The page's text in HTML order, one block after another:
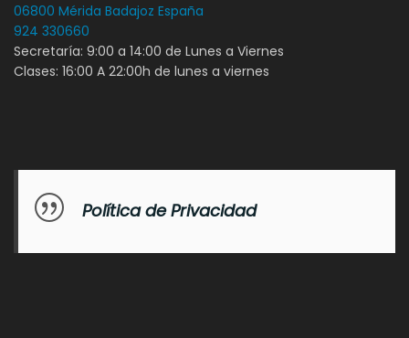
06800 Mérida Badajoz España
924 330660
Secretaría: 9:00 a 14:00 de Lunes a Viernes
Clases: 16:00 A 22:00h de lunes a viernes
Política de Privacidad